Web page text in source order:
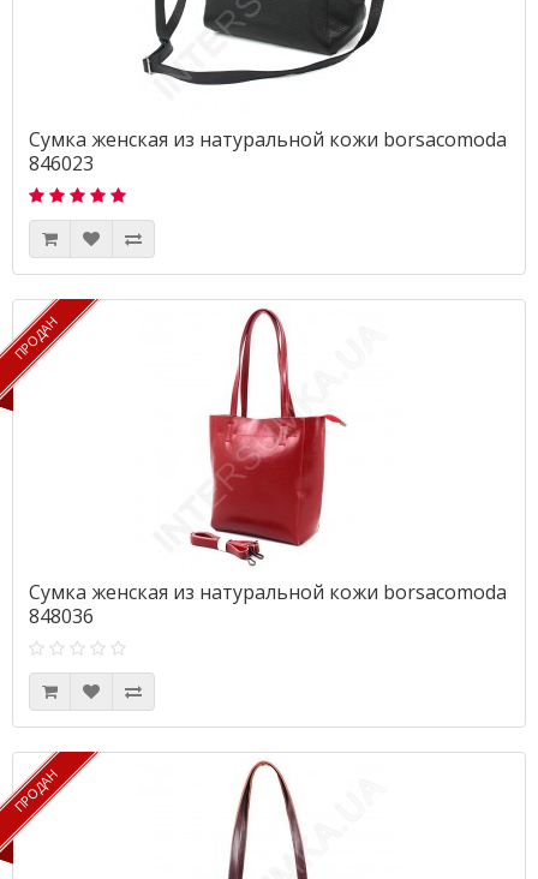
Сумка женская из натуральной кожи borsacomoda
846023
ПРОДАН
ПРОДАН
Сумка женская из натуральной кожи borsacomoda
848036
ПРОДАН
ПРОДАН